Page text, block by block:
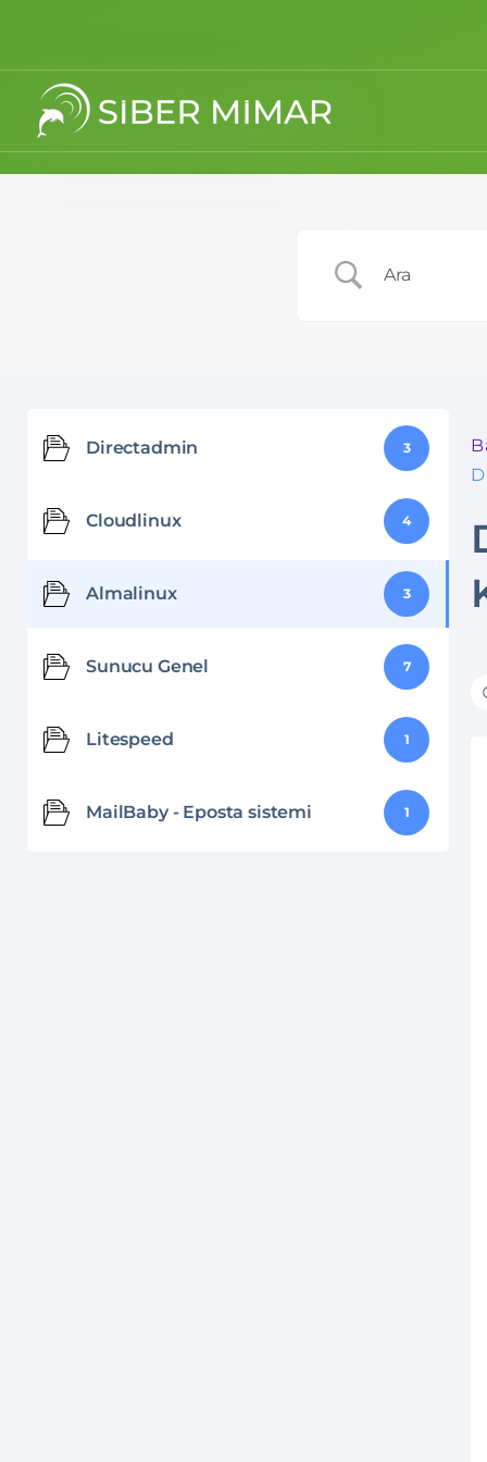
Directadmin 3
Cloudlinux 4
Almalinux 3
Sunucu Genel 7
Litespeed 1
MailBaby - Eposta sistemi 1